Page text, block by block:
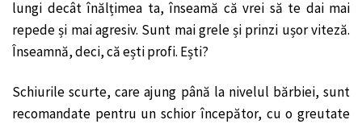
lungi decât înălțimea ta, înseamă că vrei să te dai mai
repede și mai agresiv. Sunt mai grele și prinzi ușor viteză.
Înseamnă, deci, că ești profi. Ești?
Schiurile scurte, care ajung până la nivelul bărbiei, sunt
recomandate pentru un schior începător, cu o greutate